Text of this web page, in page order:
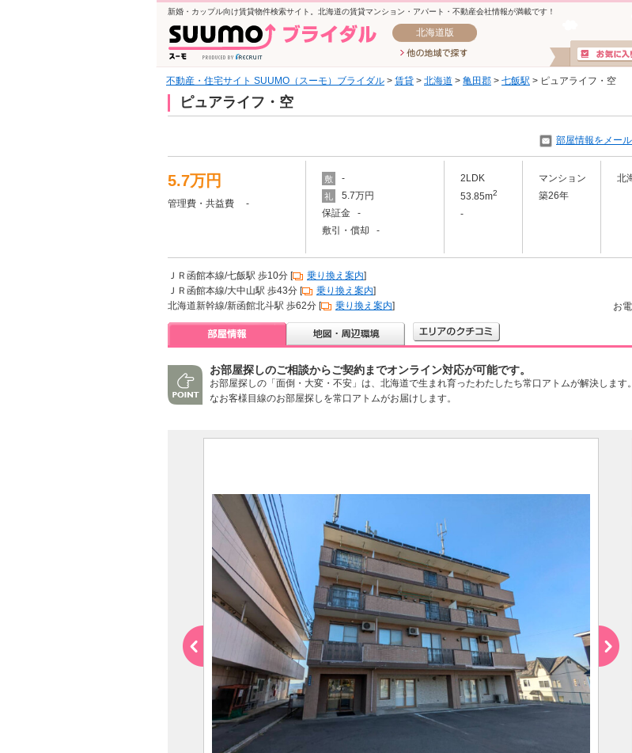
新婚・カップル向け賃貸物件検索サイト。北海道の賃貸マンション・アパート・不動産会社情報が満載です！
北海道版
不動産・住宅サイト SUUMO（スーモ）ブライダル > 賃貸 > 北海道 > 亀田郡 > 七飯駅 > ピュアライフ・空
ピュアライフ・空
部屋情報をメー
5.7万円
管理費・共益費 -
敷 -
礼
5.7万円
保証金 -
敷引・償却 -
2LDK
53.85m2
-
マンション
築26年
北
ＪＲ函館本線/七飯駅 歩10分 [ 乗り換え案内]
ＪＲ函館本線/大中山駅 歩43分 [
乗り換え案内]
北海道新幹線/新函館北斗駅 歩62分 [
乗り換え案内] お
お部屋探しのご相談からご契約までオンライン対応が可能です。
お部屋探しの「面倒・大変・不安」は、北海道で生まれ育ったわたしたち常口アトムが解決します
なお客様目線のお部屋探しを常口アトムがお届けします。